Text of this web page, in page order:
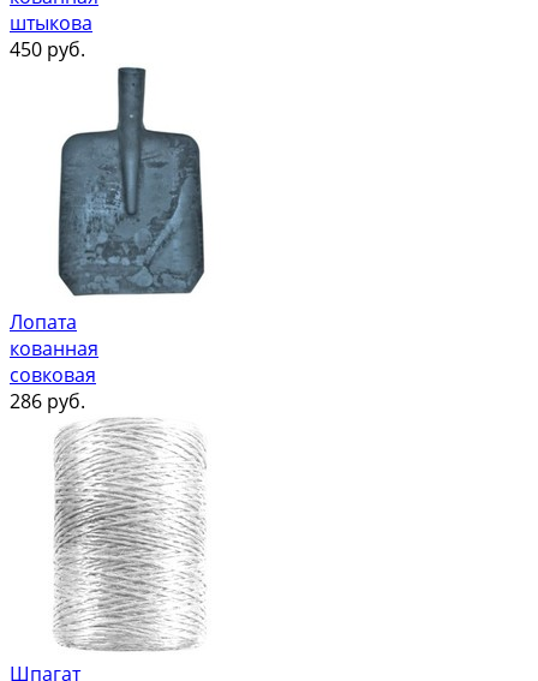
штыкова
450 руб.
Лопата
кованная
совковая
286 руб.
Шпагат